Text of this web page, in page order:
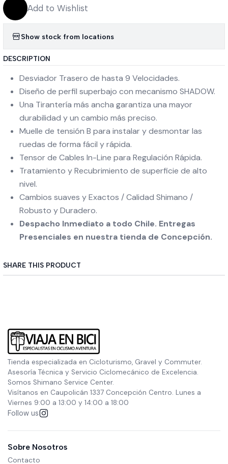
Add to Wishlist
Show stock from locations
DESCRIPTION
Desviador Trasero de hasta 9 Velocidades.
Diseño de perfil superbajo con mecanismo SHADOW.
Una Tirantería más ancha garantiza una mayor
durabilidad y un cambio más preciso.
Muelle de tensión B para instalar y desmontar las
ruedas de forma fácil y rápida.
Tensor de Cables In-Line para Regulación Rápida.
Tratamiento y Recubrimiento de superficie de alto
nivel.
Cambios suaves y Exactos / Calidad Shimano /
Robusto y Duradero.
Despacho Inmediato a todo Chile. Entregas
Presenciales en nuestra tienda de Concepción.
SHARE THIS PRODUCT
Tienda especializada en Cicloturismo, Gravel y Commuter.
Asesoría Técnica y Servicio Ciclomecánico de Excelencia.
Somos Shimano Service Center.
Visítanos en Caupolicán 1337 Concepción Centro. Lunes a
Viernes 9:00 a 13:00 y 14:00 a 18:00
Follow us
Sobre Nosotros
Contacto